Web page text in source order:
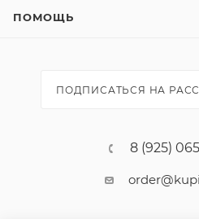
ПОМОЩЬ
ПОДПИСАТЬСЯ НА
8 (925)